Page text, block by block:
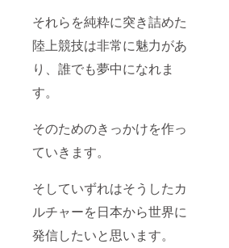
それらを純粋に突き詰めた
陸上競技は非常に魅力があ
り、誰でも夢中になれま
す。
そのためのきっかけを作っ
ていきます。
そしていずれはそうしたカ
ルチャーを日本から世界に
発信したいと思います。